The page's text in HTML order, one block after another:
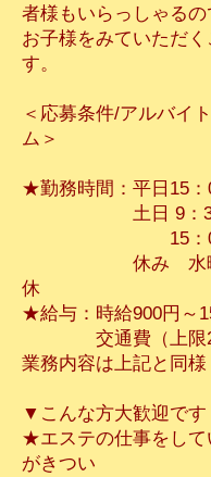
者様もいらっしゃるの
お子様をみていただく
す。
＜応募条件/アルバイ
ム＞
★勤務時間：平日15：
土日 9：30～
15：00～
休み 水曜
休
★給与：時給900円～
交通費（上限2
​業務内容は上記と同様
▼こんな方大歓迎です
​★エステの仕事をして
がきつい